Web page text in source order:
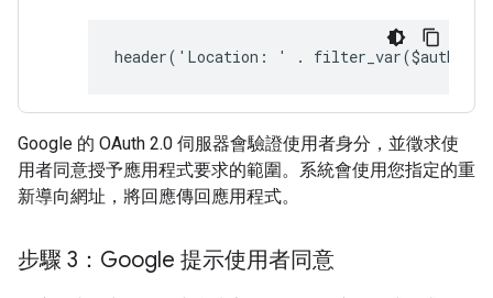
header('Location: ' . filter_var($auth_url,
Google 的 OAuth 2.0 伺服器會驗證使用者身分，並徵求使
用者同意授予應用程式要求的範圍。系統會使用您指定的重
新導向網址，將回應傳回應用程式。
步驟 3：Google 提示使用者同意